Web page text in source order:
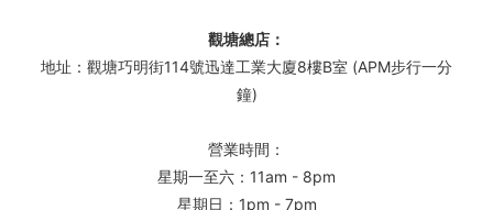
觀塘總店：
地址：觀塘巧明街114號迅達工業大廈8樓B室 (APM步行一分
鐘)
營業時間：
星期一至六：11am - 8pm
星期日：1pm - 7pm